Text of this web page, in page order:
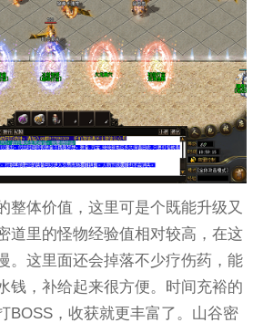
整体价值，这里可是个既能升级又
道里的怪物经验值相对较高，在这
。这里面还会掉落不少疗伤药，能
钱，补给起来很方便。时间充裕的
BOSS，收获就更丰富了。山谷密